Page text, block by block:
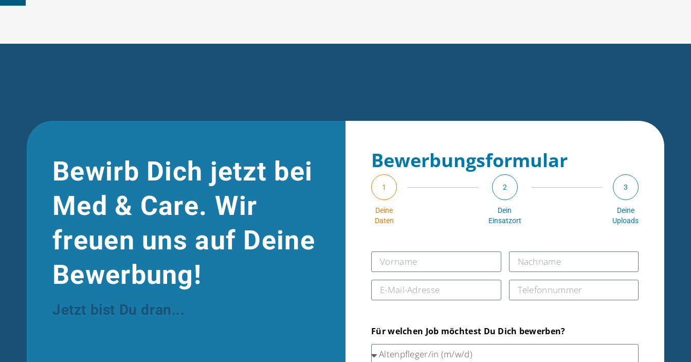
Bewirb Dich jetzt bei
Med & Care. Wir
freuen uns auf Deine
Bewerbung!
Jetzt bist Du dran...
Bewerbungsformular
1
Deine
Daten
2
Dein
Einsatzort
3
Deine
Uploads
Für welchen Job möchtest Du Dich bewerben?